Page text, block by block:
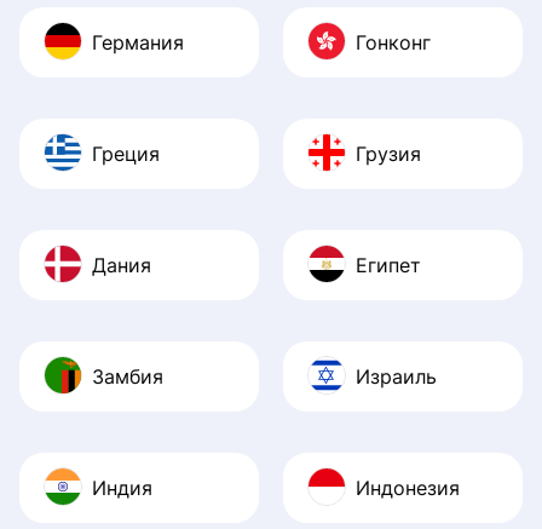
Германия Гонконг
Греция Грузия
Дания Египет
Замбия Израиль
Индия Индонезия